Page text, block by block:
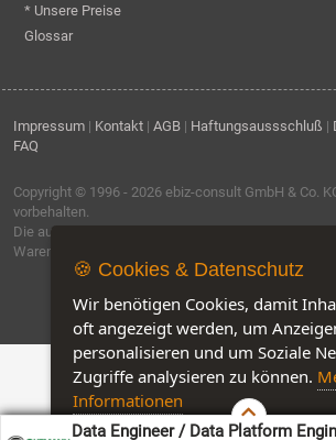
Data Engineer / Data Platform
* Unsere Preise
Glossar
Impressum | Kontakt | AGB | Haftungsaussschluß |
FAQ
Copyright © 1996 - 2026 ebiz-consult GmbH & Co.
vorbehalten.
Die auf dieser Seite verwendeten
Warenzeichen sind Eigentum der jeweiligen Firmen.
🍪 Cookies & Datenschutz
Wir benötigen Cookies, damit
oft angezeigt werden, um
personalisieren und um Soziale
Zugriffe analysieren zu können.
Informationen